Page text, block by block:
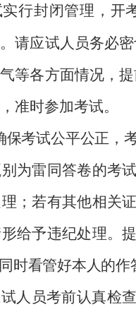
实行封闭管理，开
请应试人员务必
等各方面情况，
准时参加考试。
保考试公平公正，
为雷同答卷的考
；若有其他相关
给予违纪处理。
时看管好本人的作
试人员考前认真检